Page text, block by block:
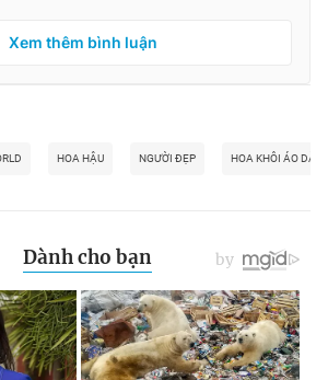
Xem thêm bình luận
HOA HẬU NGƯỜI ĐẸP HOA KHÔI ÁO DÀI